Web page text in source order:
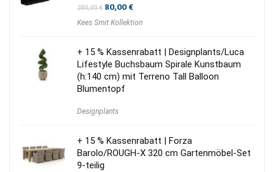
280,00€ Ursprünglicher
war:
80,00€Aktueller
ist:
Kees Smit Kollektion
+ 15 % Kassenrabatt | Designplants/Luca
Lifestyle Buchsbaum Spirale Kunstbaum
(h:140 cm) mit Terreno Tall Balloon
Blumentopf
Designplants
+ 15 % Kassenrabatt | Forza
Barolo/ROUGH-X 320 cm Gartenmöbel-Set
9-teilig